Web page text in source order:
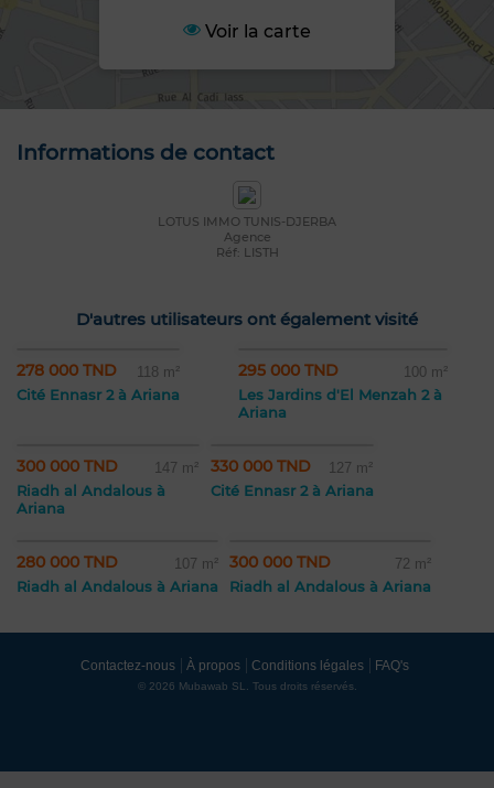
Voir la carte
Informations de contact
LOTUS IMMO TUNIS-DJERBA
Agence
Réf: LISTH
D'autres utilisateurs ont également visité
278 000 TND 118 m²
Cité Ennasr 2 à Ariana
295 000 TND 100 m²
Les Jardins d'El Menzah 2 à
Ariana
300 000 TND 147 m²
Riadh al Andalous à
Ariana
330 000 TND 127 m²
Cité Ennasr 2 à Ariana
280 000 TND 107 m²
Riadh al Andalous à Ariana
300 000 TND 72 m²
Riadh al Andalous à Ariana
Contactez-nous À propos Conditions légales FAQ's
© 2026 Mubawab SL. Tous droits réservés.